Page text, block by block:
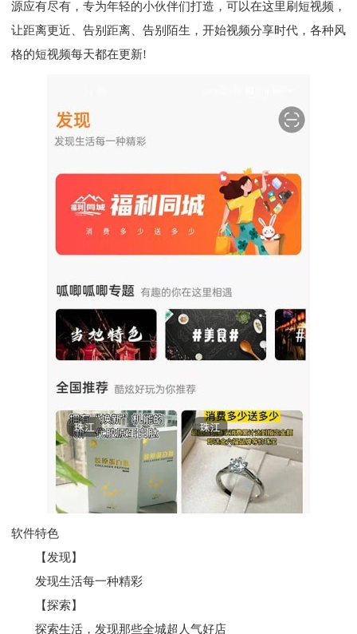
源应有尽有，专为年轻的小伙伴们打造，可以在这里刷短视频，
让距离更近、告别距离、告别陌生，开始视频分享时代，各种风
格的短视频每天都在更新!
软件特色
【发现】
发现生活每一种精彩
【探索】
探索生活，发现那些全城超人气好店